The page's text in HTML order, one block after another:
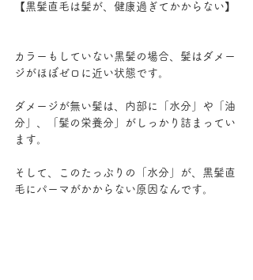
【黒髪直毛は髪が、健康過ぎてかからない】
カラーもしていない黒髪の場合、髪はダメー
ジがほぼゼロに近い状態です。
ダメージが無い髪は、内部に「水分」や「油
分」、「髪の栄養分」がしっかり詰まってい
ます。
そして、このたっぷりの「水分」が、黒髪直
毛にパーマがかからない原因なんです。